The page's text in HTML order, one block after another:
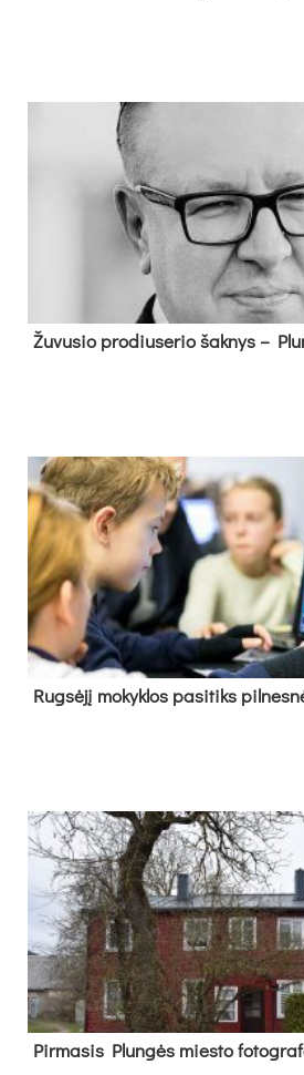
Žu­vu­sio pro­diu­se­rio šak­nys –
Rug­sė­jį mo­kyk­los pa­si­tiks
Pir­ma­sis Plun­gės mies­to